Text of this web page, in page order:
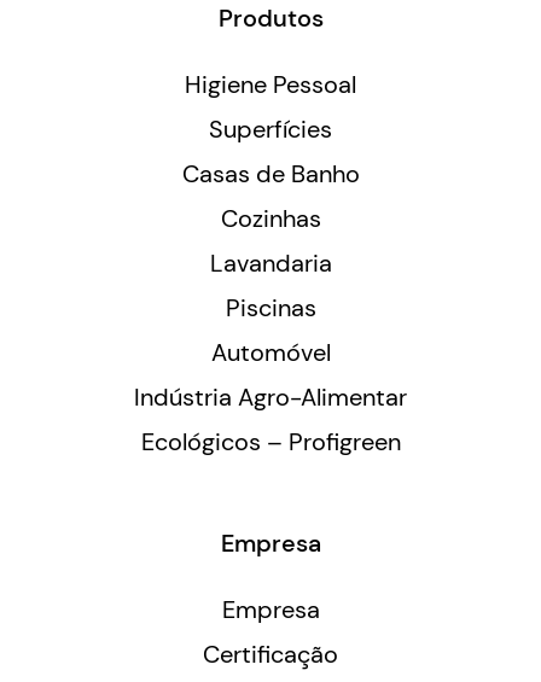
Produtos
Higiene Pessoal
Superfícies
Casas de Banho
Cozinhas
Lavandaria
Piscinas
Automóvel
Indústria Agro-Alimentar
Ecológicos – Profigreen
Empresa
Empresa
Certificação